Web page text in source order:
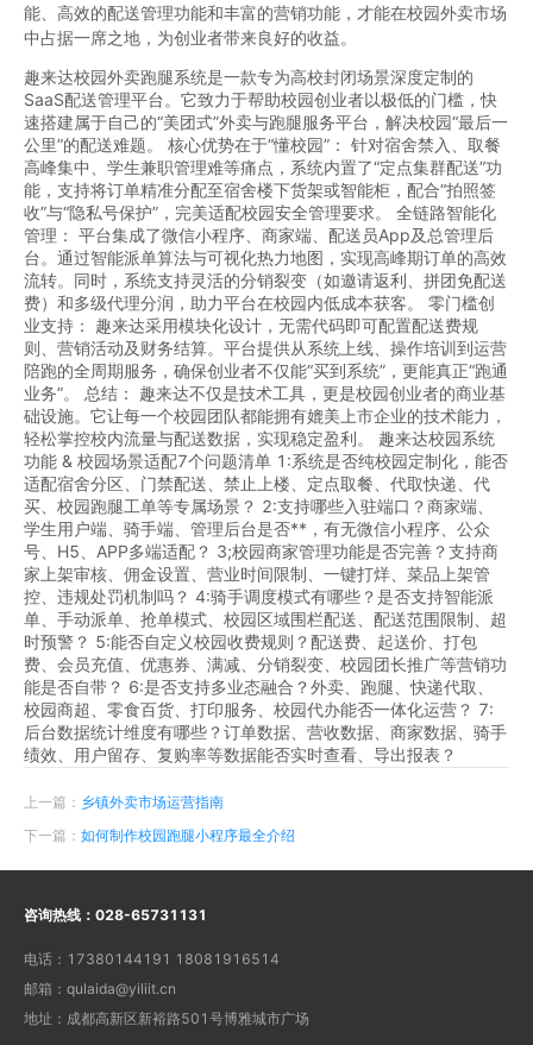
能、高效的配送管理功能和丰富的营销功能，才能在校园外卖市场
中占据一席之地，为创业者带来良好的收益。
趣来达校园外卖跑腿系统是一款专为高校封闭场景深度定制的
SaaS配送管理平台。它致力于帮助校园创业者以极低的门槛，快
速搭建属于自己的“美团式”外卖与跑腿服务平台，解决校园“最后一
公里”的配送难题。 核心优势在于“懂校园”：​ 针对宿舍禁入、取餐
高峰集中、学生兼职管理难等痛点，系统内置了“定点集群配送”功
能，支持将订单精准分配至宿舍楼下货架或智能柜，配合“拍照签
收”与“隐私号保护”，完美适配校园安全管理要求。 全链路智能化
管理：​ 平台集成了微信小程序、商家端、配送员App及总管理后
台。通过智能派单算法与可视化热力地图，实现高峰期订单的高效
流转。同时，系统支持灵活的分销裂变（如邀请返利、拼团免配送
费）和多级代理分润，助力平台在校园内低成本获客。 零门槛创
业支持：​ 趣来达采用模块化设计，无需代码即可配置配送费规
则、营销活动及财务结算。平台提供从系统上线、操作培训到运营
陪跑的全周期服务，确保创业者不仅能“买到系统”，更能真正“跑通
业务”。 总结：​ 趣来达不仅是技术工具，更是校园创业者的商业基
础设施。它让每一个校园团队都能拥有媲美上市企业的技术能力，
轻松掌控校内流量与配送数据，实现稳定盈利。 趣来达校园系统
功能 & 校园场景适配7个问题清单 1:系统是否纯校园定制化，能否
适配宿舍分区、门禁配送、禁止上楼、定点取餐、代取快递、代
买、校园跑腿工单等专属场景？ 2:支持哪些入驻端口？商家端、
学生用户端、骑手端、管理后台是否**，有无微信小程序、公众
号、H5、APP多端适配？ 3;校园商家管理功能是否完善？支持商
家上架审核、佣金设置、营业时间限制、一键打烊、菜品上架管
控、违规处罚机制吗？ 4:骑手调度模式有哪些？是否支持智能派
单、手动派单、抢单模式、校园区域围栏配送、配送范围限制、超
时预警？ 5:能否自定义校园收费规则？配送费、起送价、打包
费、会员充值、优惠券、满减、分销裂变、校园团长推广等营销功
能是否自带？ 6:是否支持多业态融合？外卖、跑腿、快递代取、
校园商超、零食百货、打印服务、校园代办能否一体化运营？ 7:
后台数据统计维度有哪些？订单数据、营收数据、商家数据、骑手
绩效、用户留存、复购率等数据能否实时查看、导出报表？
上一篇： 乡镇外卖市场运营指南
下一篇： 如何制作校园跑腿小程序最全介绍
咨询热线： 028-65731131
电话： 17380144191 18081916514
邮箱： qulaida@yiliit.cn
地址： 成都高新区新裕路501号博雅城市广场